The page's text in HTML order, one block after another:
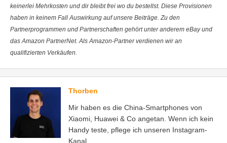
keinerlei Mehrkosten und dir bleibt frei wo du bestellst. Diese Provisionen
haben in keinem Fall Auswirkung auf unsere Beiträge. Zu den
Partnerprogrammen und Partnerschaften gehört unter anderem eBay und
das Amazon PartnerNet. Als Amazon-Partner verdienen wir an
qualifizierten Verkäufen.
Thorben
Mir haben es die China-Smartphones von
Xiaomi, Huawei & Co angetan. Wenn ich kein
Handy teste, pflege ich unseren Instagram-
Kanal.